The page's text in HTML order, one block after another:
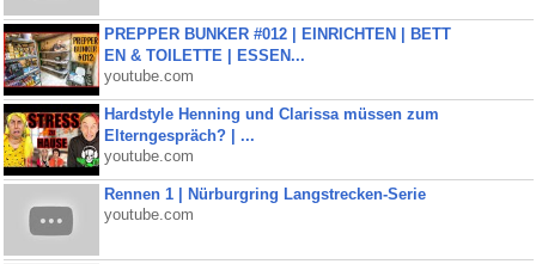
PREPPER BUNKER #012 | EINRICHTEN | BETT
EN & TOILETTE | ESSEN...
youtube.com
Hardstyle Henning und Clarissa müssen zum
Elterngespräch? | ...
youtube.com
Rennen 1 | Nürburgring Langstrecken-Serie
youtube.com